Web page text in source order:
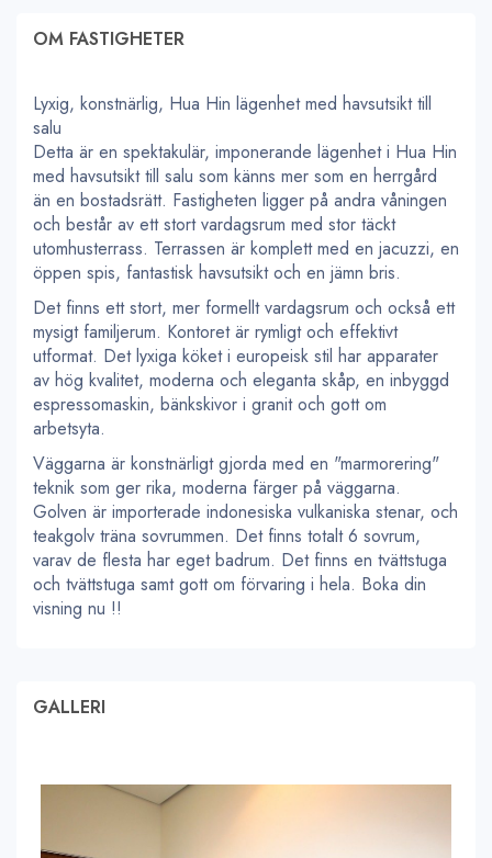
OM FASTIGHETER
Lyxig, konstnärlig, Hua Hin lägenhet med havsutsikt till
salu
Detta är en spektakulär, imponerande lägenhet i Hua Hin
med havsutsikt till salu som känns mer som en herrgård
än en bostadsrätt. Fastigheten ligger på andra våningen
och består av ett stort vardagsrum med stor täckt
utomhusterrass. Terrassen är komplett med en jacuzzi, en
öppen spis, fantastisk havsutsikt och en jämn bris.
Det finns ett stort, mer formellt vardagsrum och också ett
mysigt familjerum. Kontoret är rymligt och effektivt
utformat. Det lyxiga köket i europeisk stil har apparater
av hög kvalitet, moderna och eleganta skåp, en inbyggd
espressomaskin, bänkskivor i granit och gott om
arbetsyta.
Väggarna är konstnärligt gjorda med en "marmorering"
teknik som ger rika, moderna färger på väggarna.
Golven är importerade indonesiska vulkaniska stenar, och
teakgolv träna sovrummen. Det finns totalt 6 sovrum,
varav de flesta har eget badrum. Det finns en tvättstuga
och tvättstuga samt gott om förvaring i hela. Boka din
visning nu !!
GALLERI